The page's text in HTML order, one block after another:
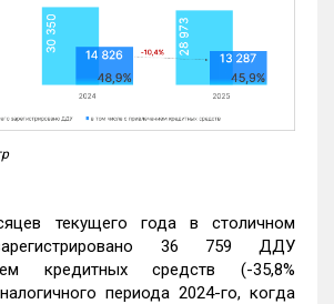
текущего года в столичном
36 759 ДДУ
кредитных средств (-35,8%
периода 2024-го, когда